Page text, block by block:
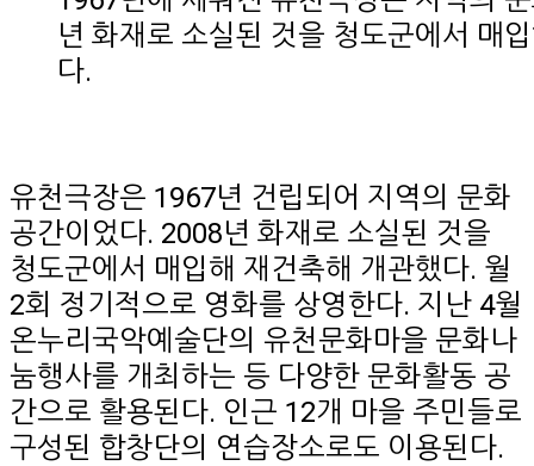
년 화재로 소실된 것을 청도군에서 매
다.
유천극장은 1967년 건립되어 지역의 문화
공간이었다. 2008년 화재로 소실된 것을
청도군에서 매입해 재건축해 개관했다. 월
2회 정기적으로 영화를 상영한다. 지난 4월
온누리국악예술단의 유천문화마을 문화나
눔행사를 개최하는 등 다양한 문화활동 공
간으로 활용된다. 인근 12개 마을 주민들로
구성된 합창단의 연습장소로도 이용된다.